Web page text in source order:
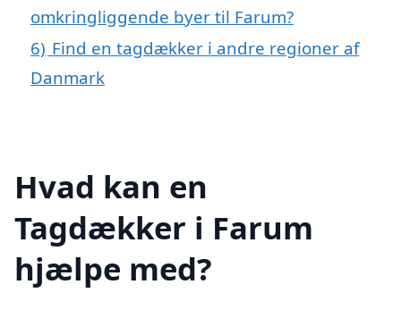
omkringliggende byer til Farum?
6) Find en tagdækker i andre regioner af
Danmark
Hvad kan en
Tagdækker i Farum
hjælpe med?